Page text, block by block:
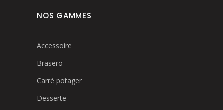
NOS GAMMES
Accessoire
Brasero
Carré potager
Desserte